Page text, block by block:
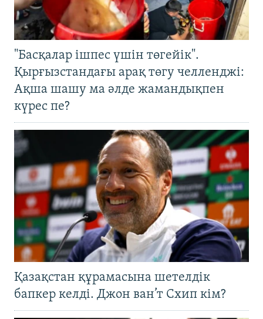
"Басқалар ішпес үшін төгейік".
Қырғызстандағы арақ төгу челленджі:
Ақша шашу ма әлде жамандықпен
күрес пе?
Қазақстан құрамасына шетелдік
бапкер келді. Джон ван’т Схип кім?